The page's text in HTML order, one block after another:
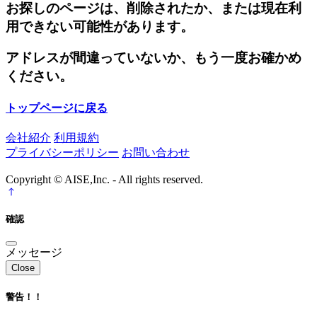
お探しのページは、削除されたか、または現在利
用できない可能性があります。
アドレスが間違っていないか、もう一度お確かめ
ください。
トップページに戻る
会社紹介 利用規約
プライバシーポリシー お問い合わせ
Copyright © AISE,Inc. - All rights reserved.
確認
メッセージ
Close
警告！！